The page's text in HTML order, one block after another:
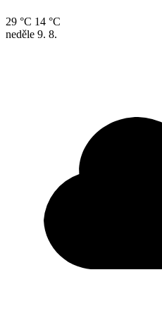
29 °C 14 °C
neděle 9. 8.